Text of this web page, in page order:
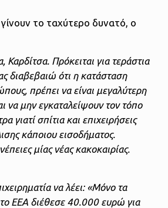
γίνουν το ταχύτερο δυνατό, ο
Πρόκειται για τεράστια
διαβεβαιώ ότι η κατάσταση
πρέπει να είναι μεγαλύτερη
να μην εγκαταλείψουν τον τόπο
σπίτια και επιχειρήσεις
κάποιου εισοδήματος.
μίας νέας κακοκαιρίας.
να λέει: «Μόνο τα
ΕΕΑ διέθεσε 40.000 ευρώ για